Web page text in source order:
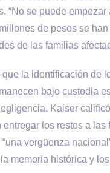
“No se puede
de pesos se
de las familias
la identificación de
bajo custodia
Kaiser
entregar los restos a
vergüenza
memoria histórica y